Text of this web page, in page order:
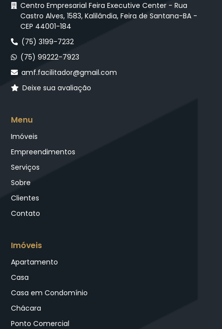
Centro Empresarial Feira Executive Center - Rua
Castro Alves, 1583, Kalilândia, Feira de Santana-BA -
CEP 44001-184
(75) 3199-7232
(75) 99222-7923
amf.facilitador@gmail.com
Deixe sua avaliação
Menu
Imóveis
Empreendimentos
Serviços
Sobre
Clientes
Contato
Imóveis
Apartamento
Casa
Casa em Condomínio
Chácara
Ponto Comercial